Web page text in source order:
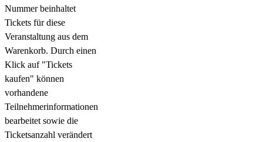
Nummer beinhaltet
Tickets für diese
Veranstaltung aus dem
Warenkorb. Durch einen
Klick auf "Tickets
kaufen" können
vorhandene
Teilnehmerinformationen
bearbeitet sowie die
Ticketsanzahl verändert